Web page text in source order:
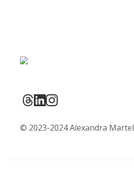
© 2023-2024 Alexandra Martel